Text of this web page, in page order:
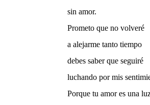
sin amor.
Prometo que no volveré
a alejarme tanto tiempo
debes saber que seguiré
luchando por mis
Porque tu amor es una